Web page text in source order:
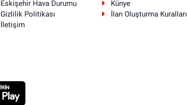
Eskişehir Hava Durumu
Künye
Gizlilik Politikası
İlan Oluşturma Kuralları
İletişim